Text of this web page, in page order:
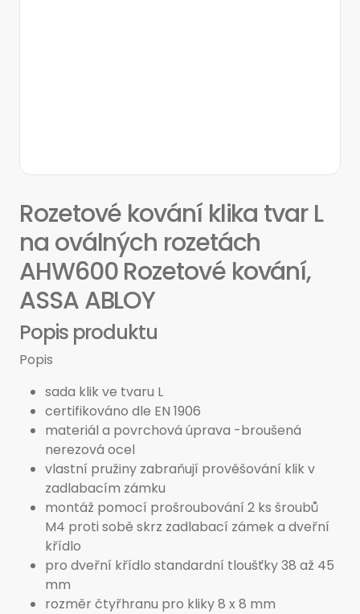
Rozetové kování klika tvar L
na oválných rozetách
AHW600 Rozetové kování,
ASSA ABLOY
Popis produktu
Popis
sada klik ve tvaru L
certifikováno dle EN 1906
materiál a povrchová úprava -broušená
nerezová ocel
vlastní pružiny zabraňují prověšování klik v
zadlabacím zámku
montáž pomocí prošroubování 2 ks šroubů
M4 proti sobě skrz zadlabací zámek a dveřní
křídlo
pro dveřní křídlo standardní tloušťky 38 až 45
mm
rozměr čtyřhranu pro kliky 8 x 8 mm